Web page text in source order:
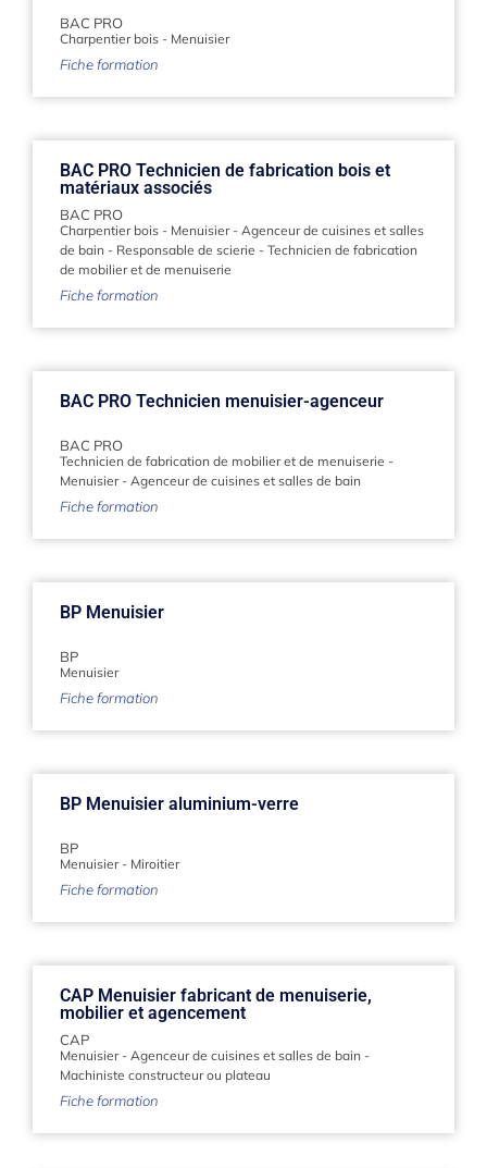
BAC PRO
Charpentier bois - Menuisier
Fiche formation
BAC PRO Technicien de fabrication bois et
matériaux associés
BAC PRO
Charpentier bois - Menuisier- Agenceur de cuisines et salles
de bain - Responsable de scierie - Technicien de fabrication
de mobilier et de menuiserie
Fiche formation
BAC PRO Technicien menuisier-agenceur
BAC PRO
Technicien de fabrication de mobilier et de menuiserie -
Menuisier- Agenceur de cuisines et salles de bain
Fiche formation
BP Menuisier
BP
Menuisier
Fiche formation
BP Menuisier aluminium-verre
BP
Menuisier- Miroitier
Fiche formation
CAP Menuisier fabricant de menuiserie,
mobilier et agencement
CAP
Menuisier- Agenceur de cuisines et salles de bain -
Machiniste constructeur ou plateau
Fiche formation